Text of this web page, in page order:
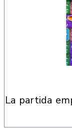
la partida